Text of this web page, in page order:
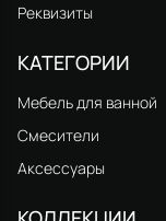
Реквизиты
КАТЕГОРИИ
Мебель для ванной
Смесители
Аксессуары